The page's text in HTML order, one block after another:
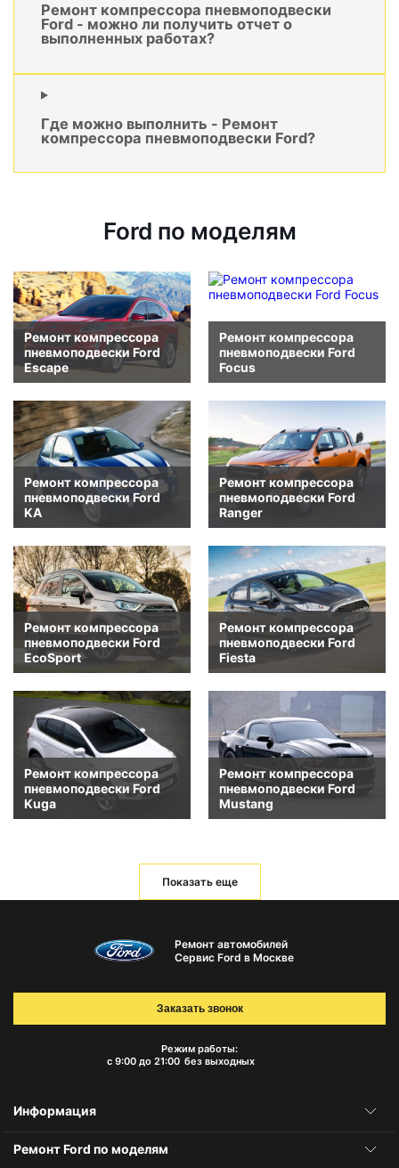
Ремонт компрессора пневмоподвески
Ford - можно ли получить отчет о
выполненных работах?
Где можно выполнить - Ремонт
компрессора пневмоподвески Ford?
Ford по моделям
Ремонт компрессора
пневмоподвески Ford
Escape
Ремонт компрессора
пневмоподвески Ford
Focus
Ремонт компрессора
пневмоподвески Ford
KA
Ремонт компрессора
пневмоподвески Ford
Ranger
Ремонт компрессора
пневмоподвески Ford
EcoSport
Ремонт компрессора
пневмоподвески Ford
Fiesta
Ремонт компрессора
пневмоподвески Ford
Kuga
Ремонт компрессора
пневмоподвески Ford
Mustang
Показать еще
Ремонт автомобилей
Сервис Ford в Москве
Режим работы:
с 9:00 до 21:00 без выходных
Заказать звонок
Информация
Ремонт Ford по моделям